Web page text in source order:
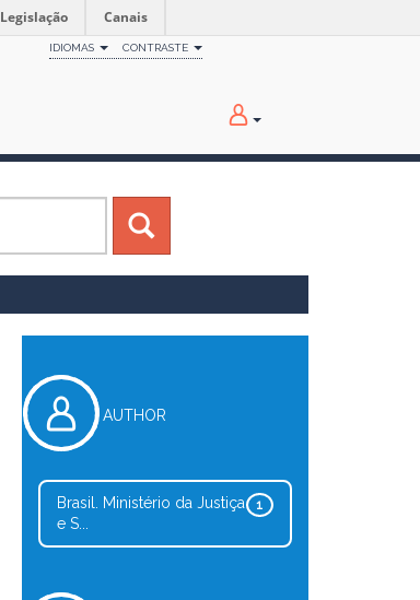
Legislação Canais
IDIOMAS CONTRASTE
AUTHOR
1
Brasil. Ministério da Justiça
e S...